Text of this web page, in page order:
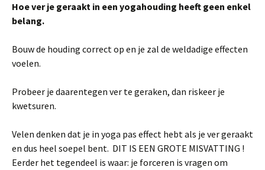
Hoe ver je geraakt in een yogahouding heeft geen enkel
belang.
Bouw de houding correct op en je zal de weldadige effecten
voelen.
Probeer je daarentegen ver te geraken, dan riskeer je
kwetsuren.
Velen denken dat je in yoga pas effect hebt als je ver geraakt
en dus heel soepel bent. DIT IS EEN GROTE MISVATTING !
Eerder het tegendeel is waar: je forceren is vragen om